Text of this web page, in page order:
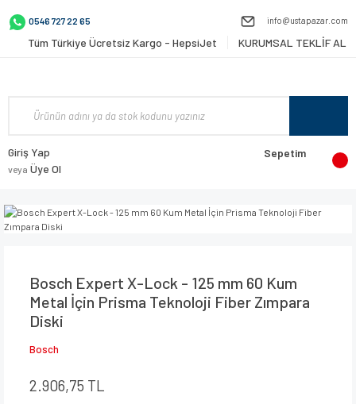
0546 727 22 65 info@ustapazar.com
Tüm Türkiye Ücretsiz Kargo - HepsiJet KURUMSAL TEKLİF AL
Giriş Yap
veya Üye Ol
Sepetim
Bosch Expert X-Lock - 125 mm 60 Kum
Metal İçin Prisma Teknoloji Fiber Zımpara
Diski
Bosch
2.906,75 TL